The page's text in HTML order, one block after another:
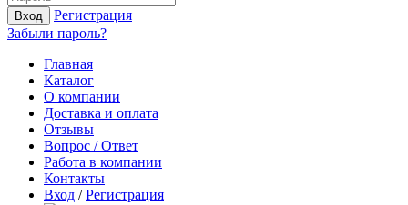
Вход
Регистрация
Забыли пароль?
Главная
Каталог
О компании
Доставка и оплата
Отзывы
Вопрос / Ответ
Работа в компании
Контакты
Вход /Регистрация